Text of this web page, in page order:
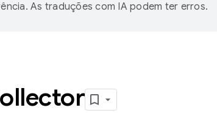
As traduções com IA podem ter erros.